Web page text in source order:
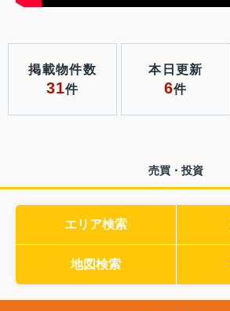
掲載物件数
31件
本日更新
6件
売買・投資
エリア検索
地図検索